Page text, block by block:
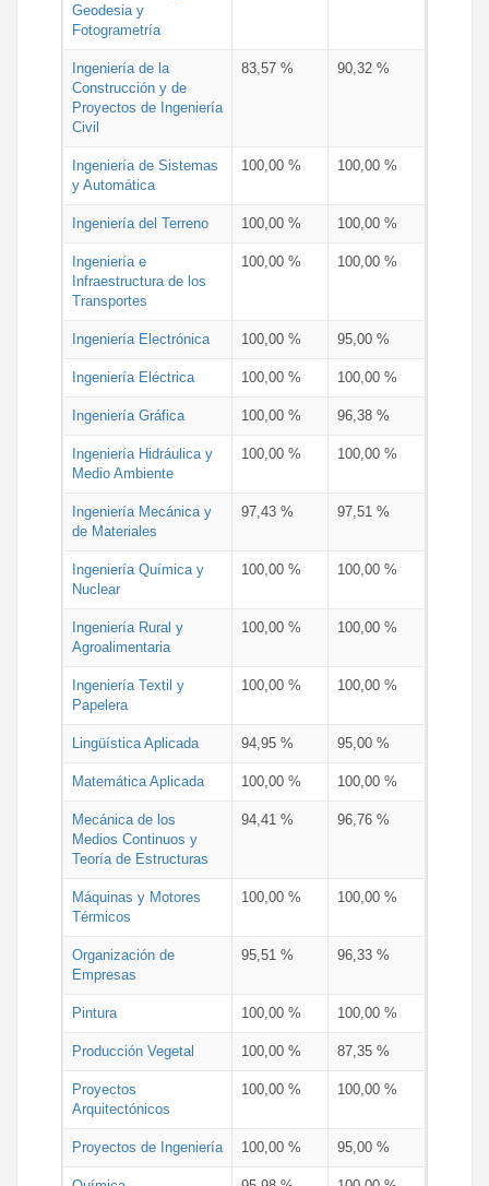
Geodesia y
Fotogrametría
Ingeniería de la
Construcción y de
Proyectos de Ingeniería
Civil
83,57 % 90,32 %
Ingeniería de Sistemas
y Automática
100,00 % 100,00 %
Ingeniería del Terreno 100,00 % 100,00 %
Ingeniería e
Infraestructura de los
Transportes
100,00 % 100,00 %
Ingeniería Electrónica 100,00 % 95,00 %
Ingeniería Eléctrica 100,00 % 100,00 %
Ingeniería Gráfica 100,00 % 96,38 %
Ingeniería Hidráulica y
Medio Ambiente
100,00 % 100,00 %
Ingeniería Mecánica y
de Materiales
97,43 % 97,51 %
Ingeniería Química y
Nuclear
100,00 % 100,00 %
Ingeniería Rural y
Agroalimentaria
100,00 % 100,00 %
Ingeniería Textil y
Papelera
100,00 % 100,00 %
Lingüística Aplicada 94,95 % 95,00 %
Matemática Aplicada 100,00 % 100,00 %
Mecánica de los
Medios Continuos y
Teoría de Estructuras
94,41 % 96,76 %
Máquinas y Motores
Térmicos
100,00 % 100,00 %
Organización de
Empresas
95,51 % 96,33 %
Pintura 100,00 % 100,00 %
Producción Vegetal 100,00 % 87,35 %
Proyectos
Arquitectónicos
100,00 % 100,00 %
Proyectos de Ingeniería 100,00 % 95,00 %